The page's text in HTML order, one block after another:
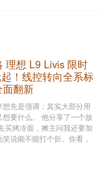
理想 L9 Livis 限时
！线控转向全系标
翻新
先是强调：其实大部分用
想要什么。 他分享了一个故
买烤冷面，摊主问我还要加
说能不能打个折。你看，